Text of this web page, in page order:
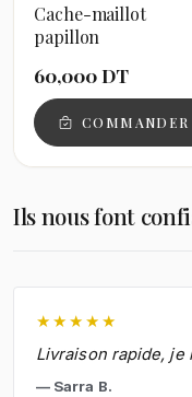
Cache-maillot
papillon
60,000 DT
COMMANDER
Ils nous font
★ ★ ★ ★ ★
Livraison rapide, je
Sarra B.